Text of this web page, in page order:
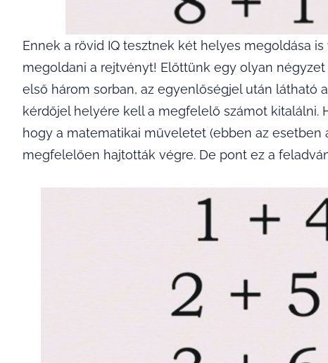
Ennek a rövid IQ tesztnek két helyes megoldása
megoldani a rejtvényt! Előttünk egy olyan
első három sorban, az egyenlőségjel után látható
kérdőjel helyére kell a megfelelő számot kitalálni.
hogy a matematikai műveletet (ebben az
megfelelően hajtották végre. De pont ez a